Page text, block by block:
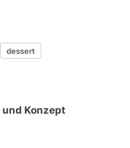
dessert
Konzept